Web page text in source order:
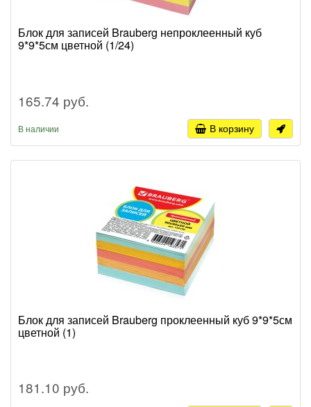
Блок для записей Brauberg непроклеенный куб
9*9*5см цветной (1/24)
165.74 руб.
В наличии В корзину
Блок для записей Brauberg проклеенный куб 9*9*5см
цветной (1)
181.10 руб.